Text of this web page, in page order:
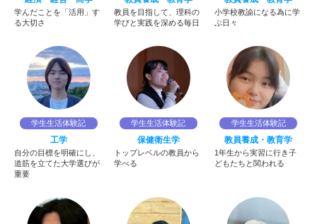
学んだことを「活用」す
る大切さ
教員を目指して、理科の
学びと実践を深める毎日
小学校教諭になる為に学
ぶ日々
学生生活体験記
工学
自分の目標を明確にし、
道筋を立てた大学選びが
重要
学生生活体験記
保健衛生学
トップレベルの教員から
学べる
学生生活体験記
教員養成・教育学
1年生から実習に行き子
どもたちと関われる